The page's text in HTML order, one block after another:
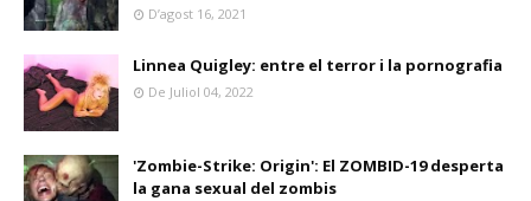
D’agost 16, 2021
Linnea Quigley: entre el terror i la pornografia
De Juliol 04, 2022
'Zombie-Strike: Origin': El ZOMBID-19 desperta
la gana sexual del zombis